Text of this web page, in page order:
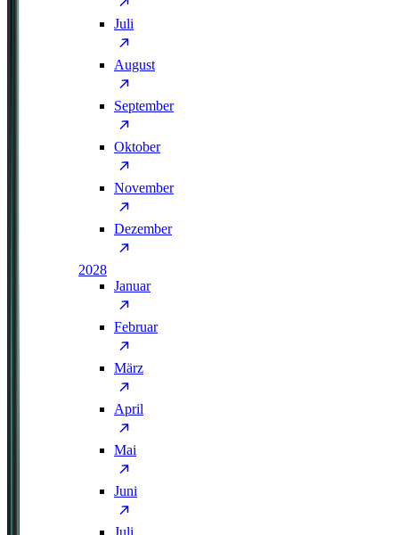
Juli
August
September
Oktober
November
Dezember
2028
Januar
Februar
März
April
Mai
Juni
Juli